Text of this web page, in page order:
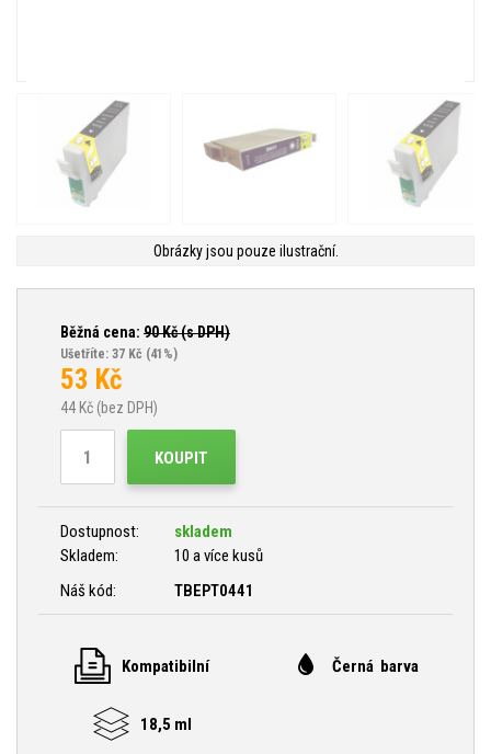
Obrázky jsou pouze ilustrační.
Běžná cena: 90Kč (s DPH)
Ušetříte: 37 Kč (41%)
53 Kč
44 Kč (bez DPH)
KOUPIT
Dostupnost:
skladem
Skladem:
10 a více kusů
Náš kód:
TBEPT0441
Kompatibilní Černá barva
18,5 ml